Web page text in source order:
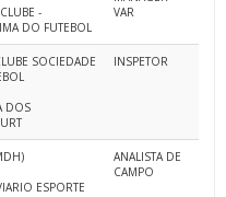
-
DO FUTEBOL
VAR
SOCIEDADE
DOS
INSPETOR
ESPORTE
ANALISTA DE
CAMPO